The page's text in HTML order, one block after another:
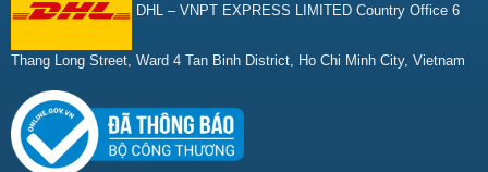
DHL – VNPT EXPRESS LIMITED Country Office 6
Thang Long Street, Ward 4 Tan Binh District, Ho Chi Minh City, Vietnam